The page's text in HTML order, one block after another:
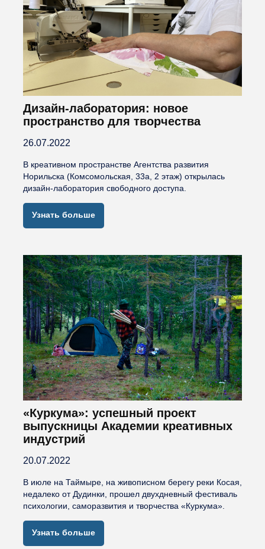
Дизайн-лаборатория: новое
пространство для творчества
26.07.2022
В креативном пространстве Агентства развития
Норильска (Комсомольская, 33а, 2 этаж) открылась
дизайн-лаборатория свободного доступа.
Узнать больше
«Куркума»: успешный проект
выпускницы Академии креативных
индустрий
20.07.2022
В июле на Таймыре, на живописном берегу реки Косая,
недалеко от Дудинки, прошел двухдневный фестиваль
психологии, саморазвития и творчества «Куркума».
Узнать больше